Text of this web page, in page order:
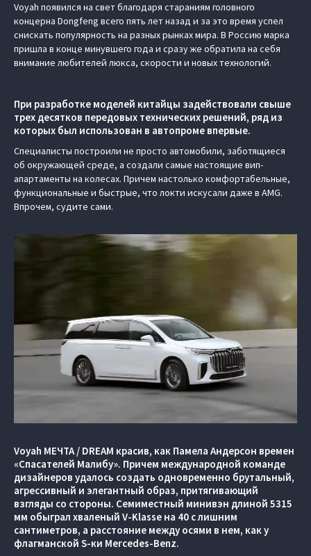
Voyah появился на свет благодаря стараниям головного
концерна Dongfeng всего пять лет назад и за это время успел
снискать популярность на разных рынках мира. В Россию марка
пришла в конце минувшего года и сразу же обратила на себя
внимание любителей люкса, скорости и новых технологий.
При разработке моделей китайцы задействовали свыше
трех десятков передовых технических решений, ряд из
которых был использован в автопроме впервые.
Специалисты построили не просто автомобили, заботящиеся
об окружающей среде, а создали самые настоящие вип-
апартаменты на колесах. Причем настолько комфортабельные,
функциональные и быстрые, что локти искусали даже в AMG.
Впрочем, судите сами.
Voyah МЕЧТА / DREAM красив, как Памела Андерсон времен
«Спасателей Малибу». Причем международной команде
дизайнеров удалось создать одновременно брутальный,
агрессивный и элегантный образ, притягивающий
взгляды со стороны. Семиместный минивэн длиной 5315
мм обыграл хваленый V-Klasse на 40 с лишним
сантиметров, а расстояние между осями в нем, как у
флагманской S-ки Mercedes-Benz.